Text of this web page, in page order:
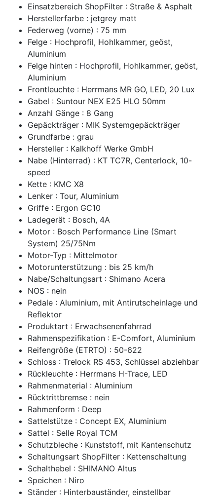
Einsatzbereich ShopFilter : Straße & Asphalt
Herstellerfarbe : jetgrey matt
Federweg (vorne) : 75 mm
Felge : Hochprofil, Hohlkammer, geöst,
Aluminium
Felge hinten : Hochprofil, Hohlkammer, geöst,
Aluminium
Frontleuchte : Herrmans MR GO, LED, 20 Lux
Gabel : Suntour NEX E25 HLO 50mm
Anzahl Gänge : 8 Gang
Gepäckträger : MIK Systemgepäckträger
Grundfarbe : grau
Hersteller : Kalkhoff Werke GmbH
Nabe (Hinterrad) : KT TC7R, Centerlock, 10-
speed
Kette : KMC X8
Lenker : Tour, Aluminium
Griffe : Ergon GC10
Ladegerät : Bosch, 4A
Motor : Bosch Performance Line (Smart
System) 25/75Nm
Motor-Typ : Mittelmotor
Motorunterstützung : bis 25 km/h
Nabe/Schaltungsart : Shimano Acera
NOS : nein
Pedale : Aluminium, mit Antirutscheinlage und
Reflektor
Produktart : Erwachsenenfahrrad
Rahmenspezifikation : E-Comfort, Aluminium
Reifengröße (ETRTO) : 50-622
Schloss : Trelock RS 453, Schlüssel abziehbar
Rückleuchte : Herrmans H-Trace, LED
Rahmenmaterial : Aluminium
Rücktrittbremse : nein
Rahmenform : Deep
Sattelstütze : Concept EX, Aluminium
Sattel : Selle Royal TCM
Schutzbleche : Kunststoff, mit Kantenschutz
Schaltungsart ShopFilter : Kettenschaltung
Schalthebel : SHIMANO Altus
Speichen : Niro
Ständer : Hinterbauständer, einstellbar